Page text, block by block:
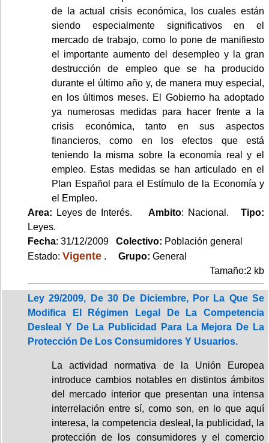
de la actual crisis económica, los cuales están
siendo especialmente significativos en el
mercado de trabajo, como lo pone de manifiesto
el importante aumento del desempleo y la gran
destrucción de empleo que se ha producido
durante el último año y, de manera muy especial,
en los últimos meses. El Gobierno ha adoptado
ya numerosas medidas para hacer frente a la
crisis económica, tanto en sus aspectos
financieros, como en los efectos que está
teniendo la misma sobre la economía real y el
empleo. Estas medidas se han articulado en el
Plan Español para el Estímulo de la Economía y
el Empleo.
Area: Leyes de Interés.Ambito: Nacional.Tipo:
Leyes.
Fecha: 31/12/2009 Colectivo: Población general
Estado: Vigente . Grupo: General
Tamaño:2 kb
Ley 29/2009, De 30 De Diciembre, Por La Que Se
Modifica El Régimen Legal De La Competencia
Desleal Y De La Publicidad Para La Mejora De La
Protección De Los Consumidores Y Usuarios.
La actividad normativa de la Unión Europea
introduce cambios notables en distintos ámbitos
del mercado interior que presentan una intensa
interrelación entre sí, como son, en lo que aquí
interesa, la competencia desleal, la publicidad, la
protección de los consumidores y el comercio